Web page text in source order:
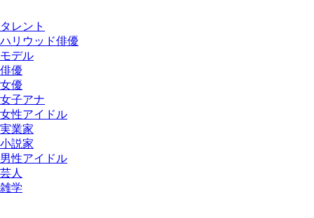
タレント
ハリウッド俳優
モデル
俳優
女優
女子アナ
女性アイドル
実業家
小説家
男性アイドル
芸人
雑学